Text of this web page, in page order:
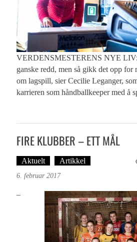
VERDENSMESTERENS NYE LIV:
ganske redd, men så gikk det opp for
om lagspill, sier Cecilie Leganger,
karrieren som håndballkeeper med å
FIRE KLUBBER – ETT MÅL
Aktuelt Artikkel
6. februar 2017
–